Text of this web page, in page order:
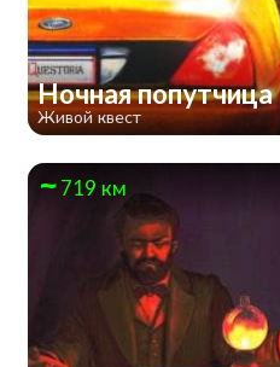
Ночная попутчица
Живой квест
719 км